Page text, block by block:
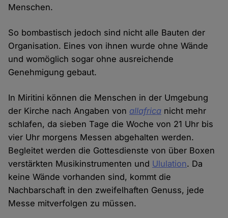
Menschen.
So bombastisch jedoch sind nicht alle Bauten der
Organisation. Eines von ihnen wurde ohne Wände
und womöglich sogar ohne ausreichende
Genehmigung gebaut.
In Miritini können die Menschen in der Umgebung
der Kirche nach Angaben von allafrica nicht mehr
schlafen, da sieben Tage die Woche von 21 Uhr bis
vier Uhr morgens Messen abgehalten werden.
Begleitet werden die Gottesdienste von über Boxen
verstärkten Musikinstrumenten und Ululation. Da
keine Wände vorhanden sind, kommt die
Nachbarschaft in den zweifelhaften Genuss, jede
Messe mitverfolgen zu müssen.